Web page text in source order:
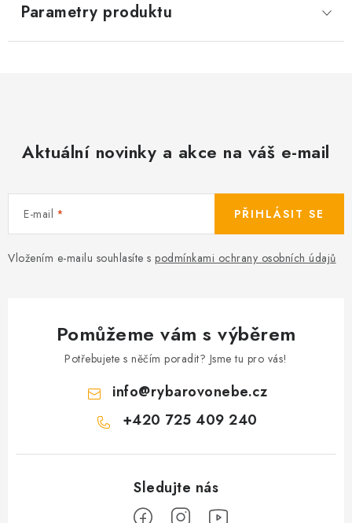
Parametry produktu
Aktuální novinky a akce na váš e-mail
E-mail
Vložením e-mailu souhlasíte s podmínkami ochrany osobních údajů
PŘIHLÁSIT SE
Pomůžeme vám s výběrem
Potřebujete s něčím poradit? Jsme tu pro vás!
info@rybarovonebe.cz
+420 725 409 240